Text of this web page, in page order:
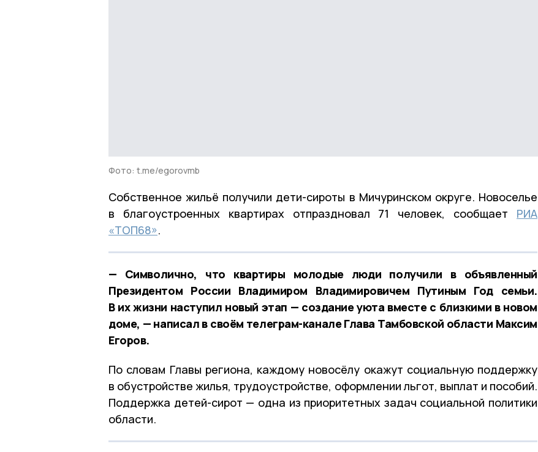
Фото: t.me/egorovmb
Собственное жильё получили дети-сироты в Мичуринском округе. Новоселье
в благоустроенных квартирах отпраздновал 71 человек, сообщает РИА
«ТОП68».
— Символично, что квартиры молодые люди получили в объявленный
Президентом России Владимиром Владимировичем Путиным Год семьи.
В их жизни наступил новый этап — создание уюта вместе с близкими в новом
доме, — написал в своём телеграм-канале Глава Тамбовской области Максим
Егоров.
По словам Главы региона, каждому новосёлу окажут социальную поддержку
в обустройстве жилья, трудоустройстве, оформлении льгот, выплат и пособий.
Поддержка детей-сирот — одна из приоритетных задач социальной политики
области.